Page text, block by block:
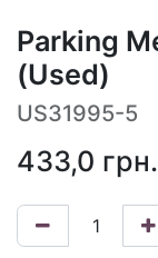
Parking
(Used)
US31995-5
433,0 грн.